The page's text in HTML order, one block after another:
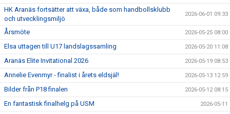
HK Aranäs fortsätter att växa, både som handbollsklubb
och utvecklingsmiljö
2026-06-01 09:33
Årsmöte 2026-05-25 08:00
Elsa uttagen till U17 landslagssamling 2026-05-20 11:08
Aranäs Elite Invitational 2026 2026-05-19 08:53
Annelie Evenmyr - finalist i årets eldsjäl! 2026-05-13 12:59
Bilder från P18 finalen 2026-05-12 08:15
En fantastisk finalhelg på USM 2026-05-11